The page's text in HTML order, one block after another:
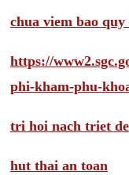
chua viem bao quy
https://
phi-kham-phu-
tri hoi nach triet de
hut thai an toan